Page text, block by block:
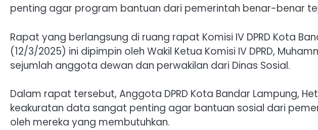
penting agar program bantuan dari pemerintah benar-benar
Rapat yang berlangsung di ruang rapat Komisi IV DPRD Kota
(12/3/2025) ini dipimpin oleh Wakil Ketua Komisi IV DPRD,
sejumlah anggota dewan dan perwakilan dari Dinas Sosial.
Dalam rapat tersebut, Anggota DPRD Kota Bandar Lampung,
keakuratan data sangat penting agar bantuan sosial dari
oleh mereka yang membutuhkan.